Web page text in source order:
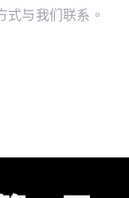
式与我们联系。